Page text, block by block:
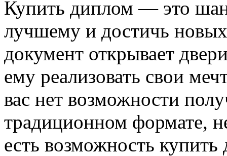
Купить диплом — это
лучшему и достичь
документ открывает
ему реализовать свои
вас нет возможности
традиционном формате,
есть возможность